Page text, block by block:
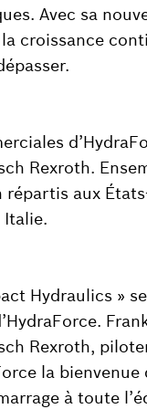
Avec sa
croissance
Rexroth.
aux
Italie.
Hydraulics »
Rexroth,
la
à toute